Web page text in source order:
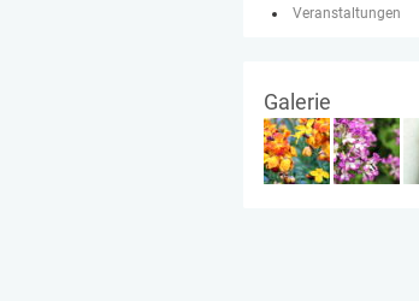
Veranstaltungen
Galerie